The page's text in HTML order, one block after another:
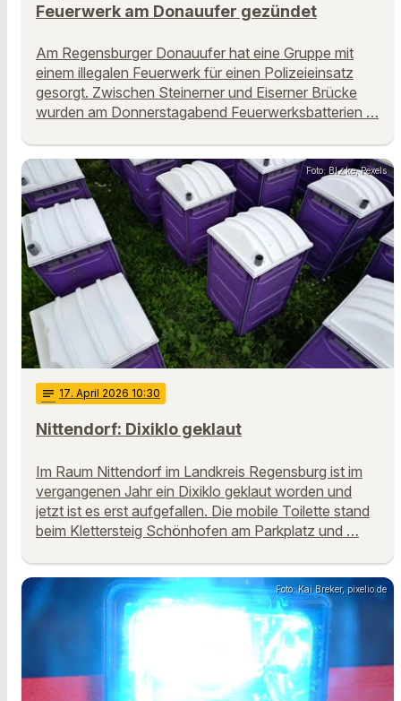
Feuerwerk am Donauufer gezündet
Am Regensburger Donauufer hat eine Gruppe mit
einem illegalen Feuerwerk für einen Polizeieinsatz
gesorgt. Zwischen Steinerner und Eiserner Brücke
wurden am Donnerstagabend Feuerwerksbatterien …
Foto: Bl∡ke, Pexels
notes 17. April 2026 10:30
Nittendorf: Dixiklo geklaut
Im Raum Nittendorf im Landkreis Regensburg ist im
vergangenen Jahr ein Dixiklo geklaut worden und
jetzt ist es erst aufgefallen. Die mobile Toilette stand
beim Klettersteig Schönhofen am Parkplatz und …
Foto: Kai Breker, pixelio.de